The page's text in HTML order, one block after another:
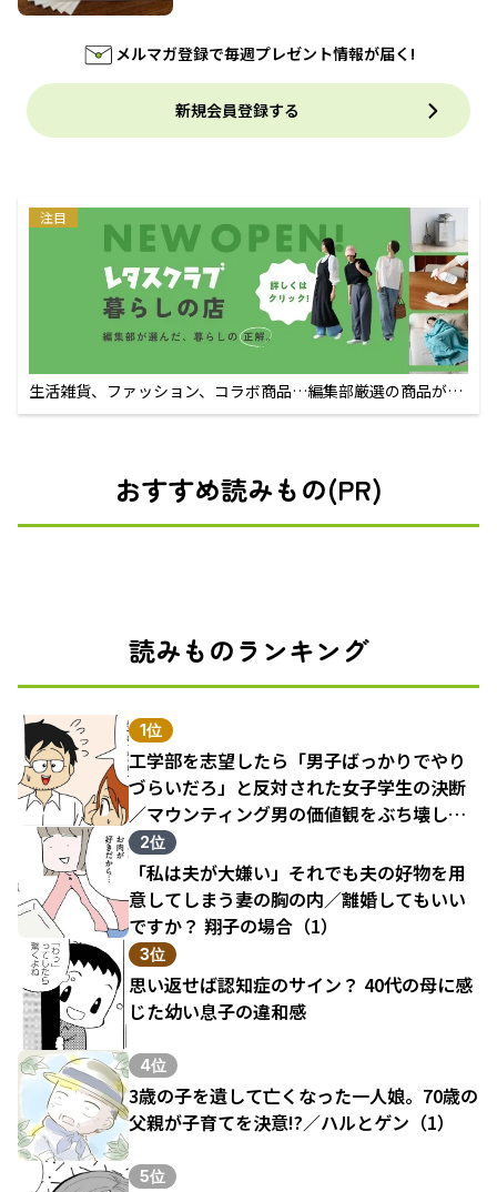
メルマガ登録で毎週プレゼント情報が届く!
新規会員登録する
注目
生活雑貨、ファッション、コラボ商品…編集部厳選の商品が買
えるECサイト
おすすめ読みもの(PR)
読みものランキング
1位
工学部を志望したら「男子ばっかりでやり
づらいだろ」と反対された女子学生の決断
／マウンティング男の価値観をぶち壊した
結果（1）
2位
「私は夫が大嫌い」それでも夫の好物を用
意してしまう妻の胸の内／離婚してもいい
ですか？ 翔子の場合（1）
3位
思い返せば認知症のサイン？ 40代の母に感
じた幼い息子の違和感
4位
3歳の子を遺して亡くなった一人娘。70歳の
父親が子育てを決意!?／ハルとゲン（1）
5位